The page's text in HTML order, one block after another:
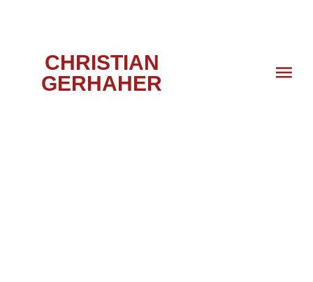
CHRISTIAN
GERHAHER